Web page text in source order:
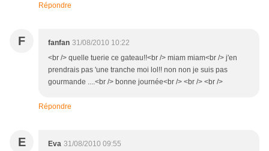
Répondre
F fanfan 31/08/2010 10:22
<br /> quelle tuerie ce gateau!!<br /> miam miam<br /> j'en
prendrais pas 'une tranche moi lol!! non non je suis pas
gourmande ....<br /> bonne journée<br /> <br /> <br />
Répondre
E Eva 31/08/2010 09:55